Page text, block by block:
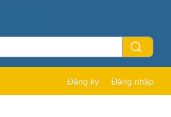
Đăng ký Đăng nhập